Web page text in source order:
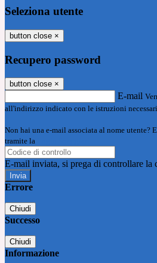
Seleziona utente
button close ×
Recupero password
button close ×
E-mail
all'indirizzo indicato con le istruzioni
Non hai una e-mail associata al nome utente?
tramite la
E-mail inviata, si prega di controllare la
Errore
Chiudi
Successo
Chiudi
Informazione